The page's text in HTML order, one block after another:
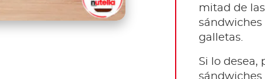
mitad de
sándwiches
galletas.
Si lo desea,